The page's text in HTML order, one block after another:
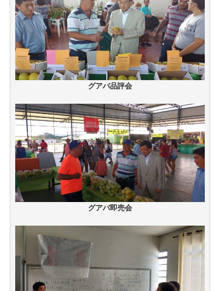
グアバ品評会
グアバ即売会